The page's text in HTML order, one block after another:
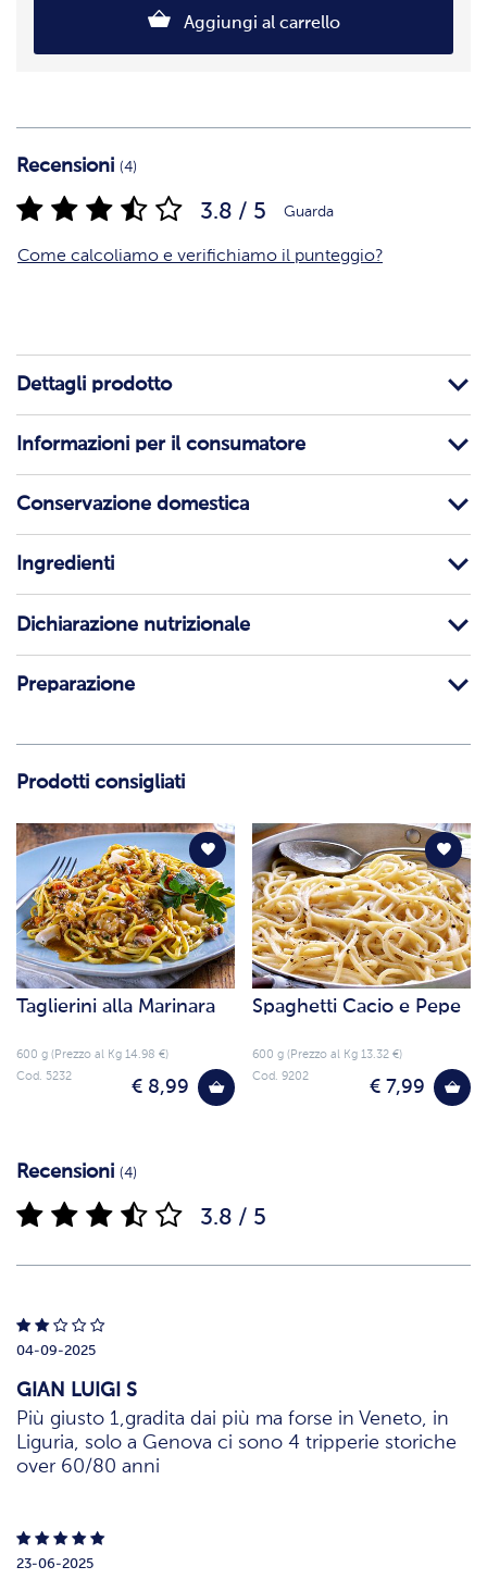
Aggiungi al carrello
Recensioni (4)
3.8 / 5 Guarda
Come calcoliamo e verifichiamo il punteggio?
Dettagli prodotto
Informazioni per il consumatore
Conservazione domestica
Ingredienti
Dichiarazione nutrizionale
Preparazione
Prodotti consigliati
Taglierini alla Marinara
600 g (Prezzo al Kg 14.98 €)
€ 8,99
Cod. 5232
Spaghetti Cacio e Pepe
600 g (Prezzo al Kg 13.32 €)
€ 7,99
Cod. 9202
Recensioni (4)
3.8 / 5
04-09-2025
GIAN LUIGI S
Più giusto 1,gradita dai più ma forse in Veneto, in
Liguria, solo a Genova ci sono 4 tripperie storiche
over 60/80 anni
23-06-2025